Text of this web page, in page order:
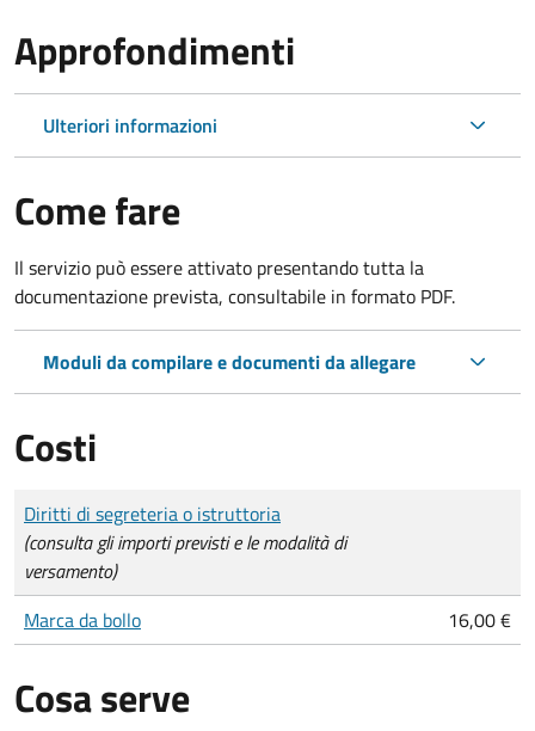
Approfondimenti
Ulteriori informazioni
Come fare
Il servizio può essere attivato presentando tutta la
documentazione prevista, consultabile in formato PDF.
Moduli da compilare e documenti da allegare
Costi
Tipo di pagamento
Importo
Diritti di segreteria o istruttoria
(consulta gli importi previsti e le modalità di
versamento)
Marca da bollo
16,00 €
Cosa serve